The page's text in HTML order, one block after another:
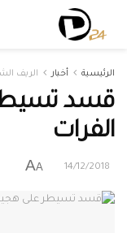
الرئيسية أخبار الريف
قسد
الفرات
14/12/2018
A
A